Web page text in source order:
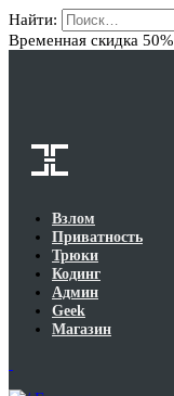
Найти:
Временная скидка 50%
Взлом
Приватность
Трюки
Кодинг
Админ
Geek
Магазин